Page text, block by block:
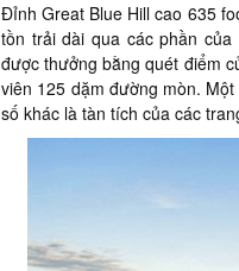
Đỉnh Great Blue Hill cao 635
tồn trải dài qua các phần của
được thưởng bằng quét điểm
viên 125 dặm đường mòn.
số khác là tàn tích của các